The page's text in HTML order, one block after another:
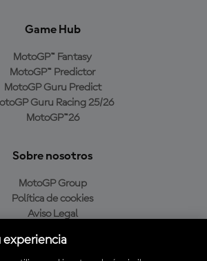
Game Hub
MotoGP™ Fantasy
MotoGP™ Predictor
MotoGP Guru Predict
Guru Racing 25/26
MotoGP™26
Sobre nosotros
MotoGP Group
Política de cookies
Aviso Legal
Política de compra
experiencia